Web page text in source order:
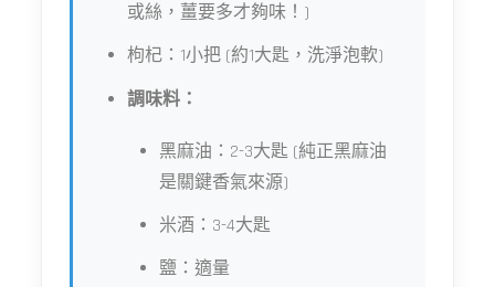
或絲，薑要多才夠味！)
枸杞：1小把 (約1大匙，洗淨泡軟)
調味料：
黑麻油：2-3大匙 (純正黑麻油
是關鍵香氣來源)
米酒：3-4大匙
鹽：適量